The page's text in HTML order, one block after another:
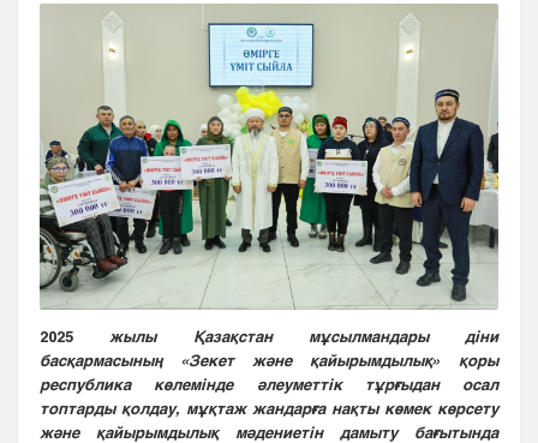
Петропавловск
Туркестан
Уральск
Усть-Каменогорск
Шымкент
2025 жылы Қазақстан мұсылмандары діни
басқармасының «Зекет және қайырымдылық» қоры
республика көлемінде әлеуметтік тұрғыдан осал
топтарды қолдау, мұқтаж жандарға нақты көмек көрсету
және қайырымдылық мәдениетін дамыту бағытында